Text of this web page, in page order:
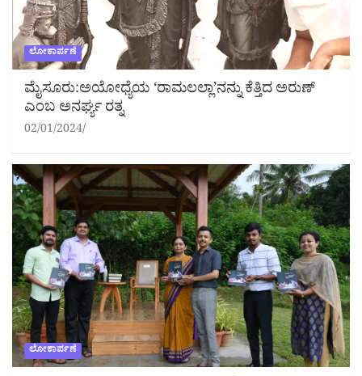
ಲೋಕಾರ್ಪಣೆ
ಮೈಸೂರು:ಅಯೋಧ್ಯೆಯ ‘ರಾಮಲಲ್ಲಾ’ನನ್ನು ಕೆತ್ತಿದ ಅರುಣ್
ಎಂಬ ಅನರ್ಘ್ಯ ರತ್ನ
02/01/2024
ಲೋಕಾರ್ಪಣೆ